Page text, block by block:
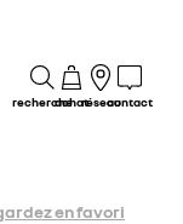
rechercheachatréseaucontact
en favori